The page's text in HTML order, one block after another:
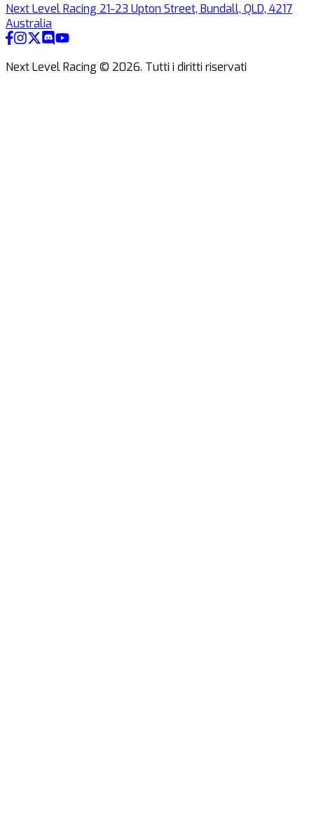
Next Level Racing 21-23 Upton Street, Bundall, QLD, 4217
Australia
Next Level Racing © 2026. Tutti i diritti riservati